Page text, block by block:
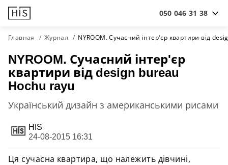
050 046 31 38
Главная Журнал NYROOM. Сучасний інтер'єр квартири від
NYROOM. Сучасний інтер'єр
квартири від design bureau
Hochu rayu
Український дизайн з американськими рисами
HIS
24-08-2015 16:31
Ця сучасна квартира, що належить дівчині,